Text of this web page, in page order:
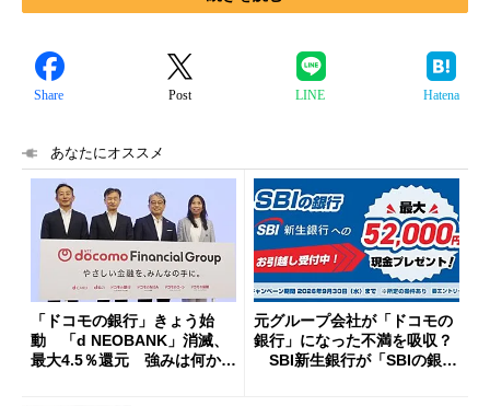
Share Post LINE Hatena
あなたにオススメ
「ドコモの銀行」きょう始
動 「d NEOBANK」消滅、
最大4.5％還元 強みは何か解
元グループ会社が「ドコモの
銀行」になった不満を吸収？
SBI新生銀行が「SBIの銀